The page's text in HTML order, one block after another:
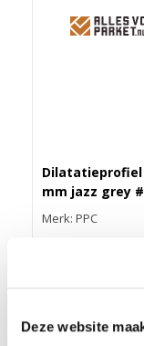
Deze website
Dilatatieprofiel
mm jazz grey
Merk: PPC